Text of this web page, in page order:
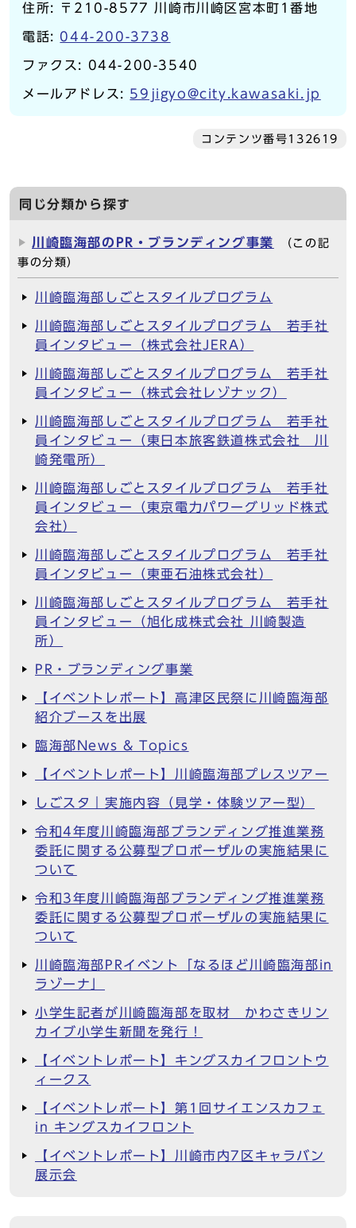
住所: 〒210-8577 川崎市川崎区宮本町1番地
電話: 044-200-3738
ファクス: 044-200-3540
メールアドレス: 59jigyo@city.kawasaki.jp
コンテンツ番号132619
同じ分類から探す
川崎臨海部のPR・ブランディング事業
（この記
事の分類）
川崎臨海部しごとスタイルプログラム
川崎臨海部しごとスタイルプログラム 若手社
員インタビュー（株式会社JERA）
川崎臨海部しごとスタイルプログラム 若手社
員インタビュー（株式会社レゾナック）
川崎臨海部しごとスタイルプログラム 若手社
員インタビュー（東日本旅客鉄道株式会社 川
崎発電所）
川崎臨海部しごとスタイルプログラム 若手社
員インタビュー（東京電力パワーグリッド株式
会社）
川崎臨海部しごとスタイルプログラム 若手社
員インタビュー（東亜石油株式会社）
川崎臨海部しごとスタイルプログラム 若手社
員インタビュー（旭化成株式会社 川崎製造
所）
PR・ブランディング事業
【イベントレポート】高津区民祭に川崎臨海部
紹介ブースを出展
臨海部News & Topics
【イベントレポート】川崎臨海部プレスツアー
しごスタ｜実施内容（見学・体験ツアー型）
令和4年度川崎臨海部ブランディング推進業務
委託に関する公募型プロポーザルの実施結果に
ついて
令和3年度川崎臨海部ブランディング推進業務
委託に関する公募型プロポーザルの実施結果に
ついて
川崎臨海部PRイベント「なるほど川崎臨海部in
ラゾーナ」
小学生記者が川崎臨海部を取材 かわさきリン
カイブ小学生新聞を発行！
【イベントレポート】キングスカイフロントウ
ィークス
【イベントレポート】第1回サイエンスカフェ
in キングスカイフロント
【イベントレポート】川崎市内7区キャラバン
展示会